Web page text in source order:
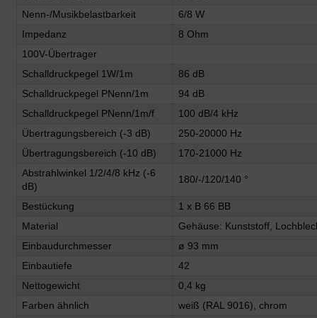
Nenn-/Musikbelastbarkeit
6/8 W
Impedanz
8 Ohm
100V-Übertrager
Schalldruckpegel 1W/1m
86 dB
Schalldruckpegel PNenn/1m
94 dB
Schalldruckpegel PNenn/1m/f
100 dB/4 kHz
Übertragungsbereich (-3 dB)
250-20000 Hz
Übertragungsbereich (-10 dB)
170-21000 Hz
Abstrahlwinkel 1/2/4/8 kHz (-6
dB)
180/-/120/140 °
Bestückung
1 x B 66 BB
Material
Gehäuse: Kunststoff,
Einbaudurchmesser
ø 93 mm
Einbautiefe
42
Nettogewicht
0,4 kg
Farben ähnlich
weiß (RAL 9016), chrom